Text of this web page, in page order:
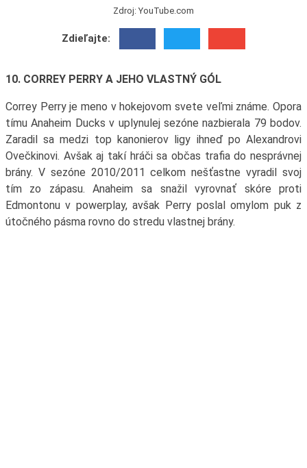
Zdroj: YouTube.com
Zdieľajte:
10. CORREY PERRY A JEHO VLASTNÝ GÓL
Correy Perry je meno v hokejovom svete veľmi známe. Opora
tímu Anaheim Ducks v uplynulej sezóne nazbierala 79 bodov.
Zaradil sa medzi top kanonierov ligy ihneď po Alexandrovi
Ovečkinovi. Avšak aj takí hráči sa občas trafia do nesprávnej
brány. V sezóne 2010/2011 celkom nešťastne vyradil svoj
tím zo zápasu. Anaheim sa snažil vyrovnať skóre proti
Edmontonu v powerplay, avšak Perry poslal omylom puk z
útočného pásma rovno do stredu vlastnej brány.